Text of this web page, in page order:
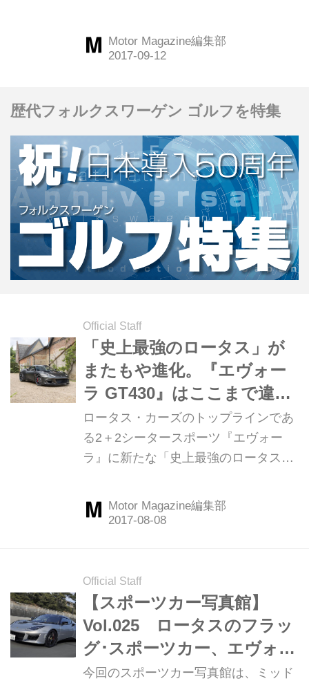
当てているが、今回は「ロータス エヴ
ォーラ」をピックアップした。
Motor Magazine編集部
歴代フォルクスワーゲン ゴルフを特集
Official Staff
「史上最強のロータス」が
またもや進化。『エヴォー
ラ GT430』はここまで違
う！【新型車】
ロータス・カーズのトップラインであ
る2＋2シータースポーツ『エヴォー
ラ』に新たな「史上最強のロータス」
という哲学を掲げて常に進化し続けて
いるロータスだが、新型『エヴォーラ
受注開始。グローバルで60台限定のレ
アスポーツだ。
Motor Magazine編集部
Official Staff
【スポーツカー写真館】
Vol.025 ロータスのフラッ
グ･スポーツカー、エヴォー
ラ！
今回のスポーツカー写真館は、ミッド